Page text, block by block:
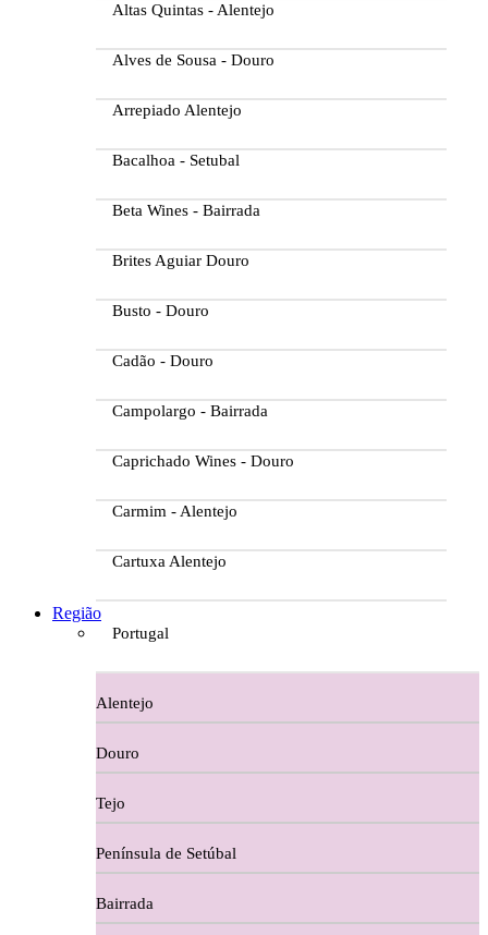
Altas Quintas - Alentejo
Alves de Sousa - Douro
Arrepiado Alentejo
Bacalhoa - Setubal
Beta Wines - Bairrada
Brites Aguiar Douro
Busto - Douro
Cadão - Douro
Campolargo - Bairrada
Caprichado Wines - Douro
Carmim - Alentejo
Cartuxa Alentejo
Casa Dos Migueis Douro
Casa Relvas Alentejo
Caves de São João - Bairrada
Charcutaria
Copos e Decanter
Região
Portugal
Alentejo
Douro
Tejo
Península de Setúbal
Bairrada